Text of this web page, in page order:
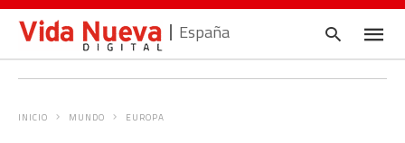
España
INICIO MUNDO EUROPA